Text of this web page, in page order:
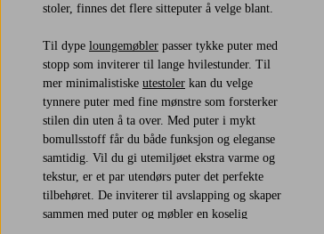
stoler, finnes det flere sitteputer å velge blant.
Til dype loungemøbler passer tykke puter med
stopp som inviterer til lange hvilestunder. Til
mer minimalistiske utestoler kan du velge
tynnere puter med fine mønstre som forsterker
stilen din uten å ta over. Med puter i mykt
bomullsstoff får du både funksjon og eleganse
samtidig. Vil du gi utemiljøet ekstra varme og
tekstur, er et par utendørs puter det perfekte
tilbehøret. De inviterer til avslapping og skaper
sammen med puter og møbler en koselig